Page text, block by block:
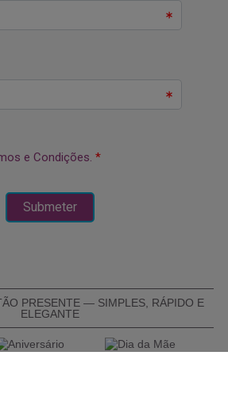
PRESENTE — SIMPLES, RÁPIDO E
ELEGANTE